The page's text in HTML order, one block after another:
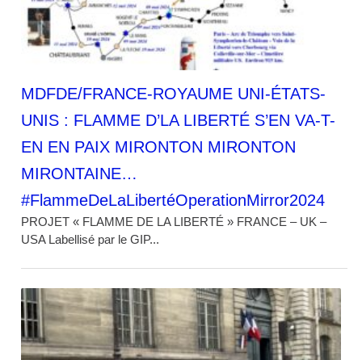
MDFDE/FRANCE-ROYAUME UNI-ÉTATS-
UNIS : FLAMME D’LA LIBERTÉ S’EN VA-T-
EN EN PAIX MIRONTON MIRONTON
MIRONTAINE…
#FlammeDeLaLibertéOperationMirror2024
PROJET « FLAMME DE LA LIBERTÉ » FRANCE – UK –
USA Labellisé par le GIP...